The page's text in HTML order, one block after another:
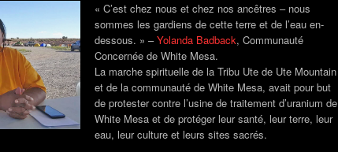
« C’est chez nous et chez nos ancêtres – nous
sommes les gardiens de cette terre et de l’eau en-
dessous. » –Yolanda Badback, Communauté
Concernée de White Mesa.
La marche spirituelle de la Tribu Ute de Ute Mountain
et de la communauté de White Mesa, avait pour but
de protester contre l’usine de traitement d’uranium de
White Mesa et de protéger leur santé, leur terre, leur
eau, leur culture et leurs sites sacrés.